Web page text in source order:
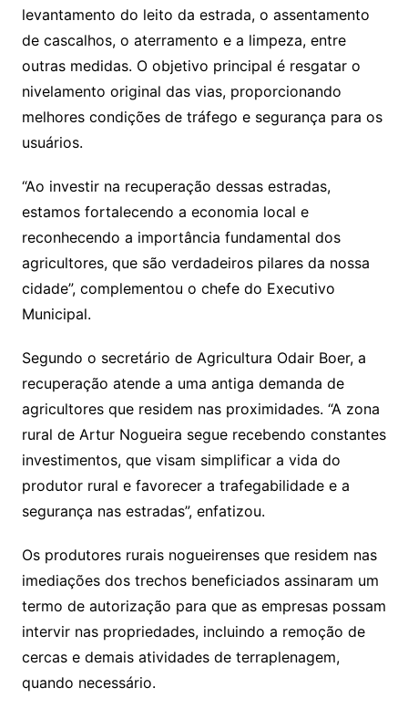
levantamento do leito da estrada, o assentamento
de cascalhos, o aterramento e a limpeza, entre
outras medidas. O objetivo principal é resgatar o
nivelamento original das vias, proporcionando
melhores condições de tráfego e segurança para os
usuários.
“Ao investir na recuperação dessas estradas,
estamos fortalecendo a economia local e
reconhecendo a importância fundamental dos
agricultores, que são verdadeiros pilares da nossa
cidade”, complementou o chefe do Executivo
Municipal.
Segundo o secretário de Agricultura Odair Boer, a
recuperação atende a uma antiga demanda de
agricultores que residem nas proximidades. “A zona
rural de Artur Nogueira segue recebendo constantes
investimentos, que visam simplificar a vida do
produtor rural e favorecer a trafegabilidade e a
segurança nas estradas”, enfatizou.
Os produtores rurais nogueirenses que residem nas
imediações dos trechos beneficiados assinaram um
termo de autorização para que as empresas possam
intervir nas propriedades, incluindo a remoção de
cercas e demais atividades de terraplenagem,
quando necessário.